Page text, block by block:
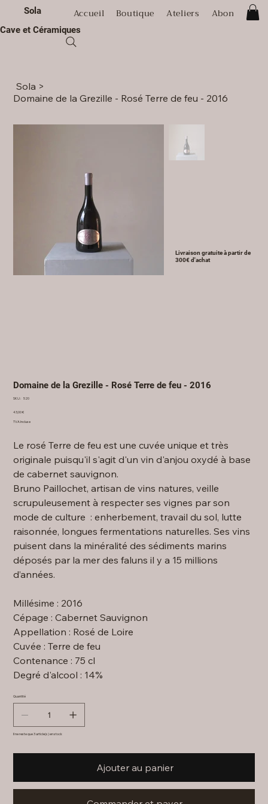
Cave et Céramiques
Sola Accueil Boutique Ateliers
Sola >
Domaine de la Grezille - Rosé Terre de feu - 2016
Domaine de la Grezille - Rosé Terre de feu - 2016
SKU : SKU
520
Prix
43,00 €
TVA Incluse
Le rosé Terre de feu est une cuvée unique et très
originale puisqu'il s'agit d'un vin d'anjou oxydé à base
de cabernet sauvignon.
Bruno Paillochet, artisan de vins natures, veille
scrupuleusement à respecter ses vignes par son
mode de culture : enherbement, travail du sol, lutte
raisonnée, longues fermentations naturelles. Ses vins
puisent dans la minéralité des sédiments marins
déposés par la mer des faluns il y a 15 millions
d’années.
Millésime : 2016
Cépage : Cabernet Sauvignon
Appellation : Rosé de Loire
Cuvée : Terre de feu
Contenance : 75 cl
Degré d'alcool : 14%
Quantité
Il ne reste que 3 article(s) en stock
Ajouter au panier
Livraison gratuite à partir de
300€ d'achat